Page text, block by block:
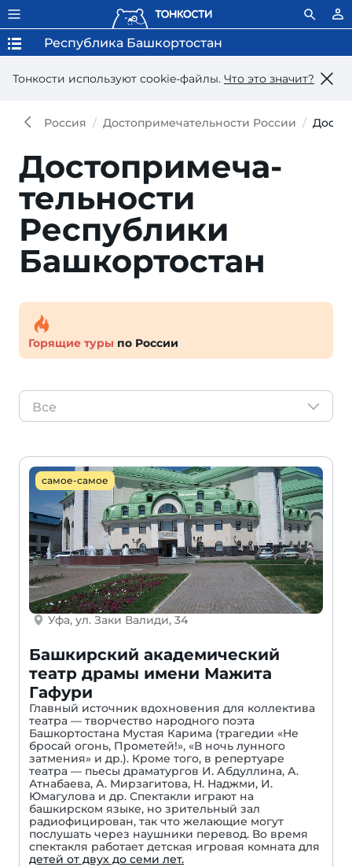
Тонкости используют сookie-файлы. Что это значит?
Республика Башкортостан
Россия Достопримечательности России
Достопри­меча­
тель­ности
Республики
Башкортостан
Горящие туры по России
Все
самое-самое
Уфа, ул. Заки Валиди, 34
Башкирский академический
театр драмы имени Мажита
Гафури
Главный источник вдохновения для коллектива
театра — творчество народного поэта
Башкортостана Мустая Карима (трагедии «Не
бросай огонь, Прометей!», «В ночь лунного
затмения» и др.). Кроме того, в репертуаре
театра — пьесы драматургов И. Абдуллина, А.
Атнабаева, А. Мирзагитова, Н. Наджми, И.
Юмагулова и др. Спектакли играют на
башкирском языке, но зрительный зал
радиофицирован, так что желающие могут
послушать через наушники перевод. Во время
спектакля работает детская игровая комната для
детей от двух до семи лет.